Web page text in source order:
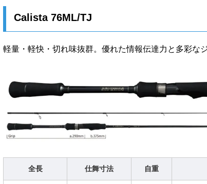
Calista 76ML/TJ
軽量・軽快・切れ味抜群。優れた情報伝達力と多彩な
全長 仕舞寸法 自重